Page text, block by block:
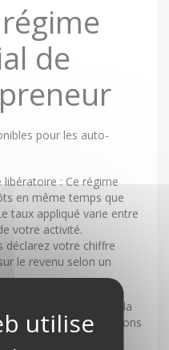
de
pour les auto-
: Ce régime
en même temps que
taux appliqué varie entre
votre activité.
déclarez votre chiffre
le revenu selon un
dépendent de la
(SSI), et leurs cotisations
du chiffre d'affaires